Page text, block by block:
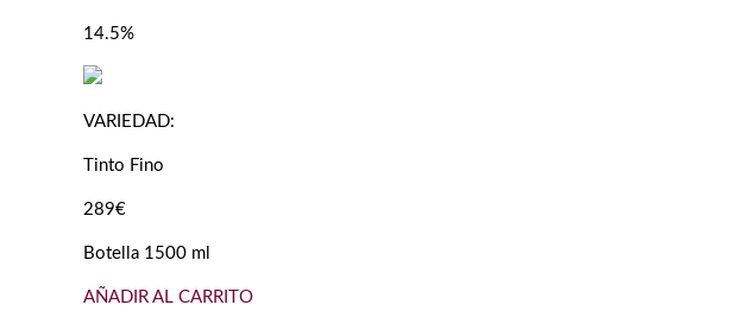
14.5%
VARIEDAD:
Tinto Fino
289€
Botella 1500 ml
AÑADIR AL CARRITO